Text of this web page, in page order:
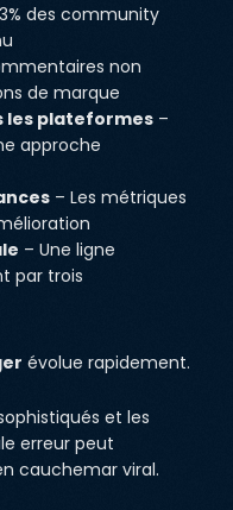
des community
non
de marque
les plateformes –
approche
– Les métriques
– Une ligne
par trois
évolue rapidement.
et les
erreur peut
cauchemar viral.